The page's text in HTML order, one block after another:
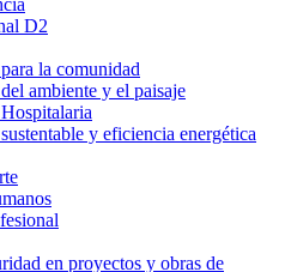
D2
la comunidad
ambiente y el paisaje
y eficiencia energética
en proyectos y obras de